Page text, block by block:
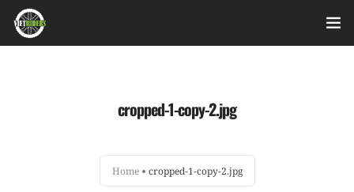
cropped-1-copy-2.jpg
Home cropped-1-copy-2.jpg